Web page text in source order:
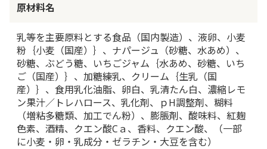
原材料名
乳等を主要原料とする食品（国内製造）、液卵、小麦
粉｛小麦（国産）｝、ナパージュ（砂糖、水あめ）、
砂糖、ぶどう糖、いちごジャム｛水あめ、砂糖、いち
ご（国産）｝、加糖練乳、クリーム｛生乳（国
産）｝、食用乳化油脂、卵白、乳清たん白、濃縮レモ
ン果汁／トレハロース、乳化剤、ｐH調整剤、糊料
（増粘多糖類、加工でん粉）、膨脹剤、酸味料、紅麹
色素、酒精、クエン酸Cａ、香料、クエン酸、（一部
に小麦・卵・乳成分・ゼラチン・大豆を含む）